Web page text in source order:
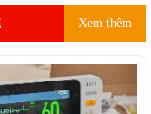
Xem thêm